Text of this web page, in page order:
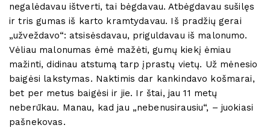
negalėdavau ištverti, tai bėgdavau. Atbėgdavau sušilęs
ir tris gumas iš karto kramtydavau. Iš pradžių gerai
„užveždavo“: atsisėsdavau, priguldavau iš malonumo.
Vėliau malonumas ėmė mažėti, gumų kiekį ėmiau
mažinti, didinau atstumą tarp įprastų vietų. Už mėnesio
baigėsi lakstymas. Naktimis dar kankindavo košmarai,
bet per metus baigėsi ir jie. Ir štai, jau 11 metų
neberūkau. Manau, kad jau „nebenusirausiu“, – juokiasi
pašnekovas.